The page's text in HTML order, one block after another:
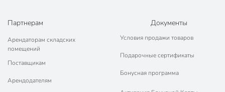
Партнерам
Арендаторам складских
помещений
Поставщикам
Арендодателям
Документы
Условия продажи товаров
Подарочные сертификаты
Бонусная программа